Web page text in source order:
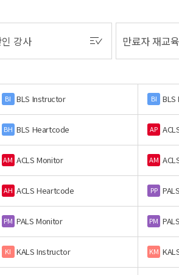
BI BLS Instructor BI
BH BLS Heartcode AP
AM ACLS Monitor AM
AH ACLS Heartcode PP
PM PALS Monitor PM
KI KALS Instructor KM